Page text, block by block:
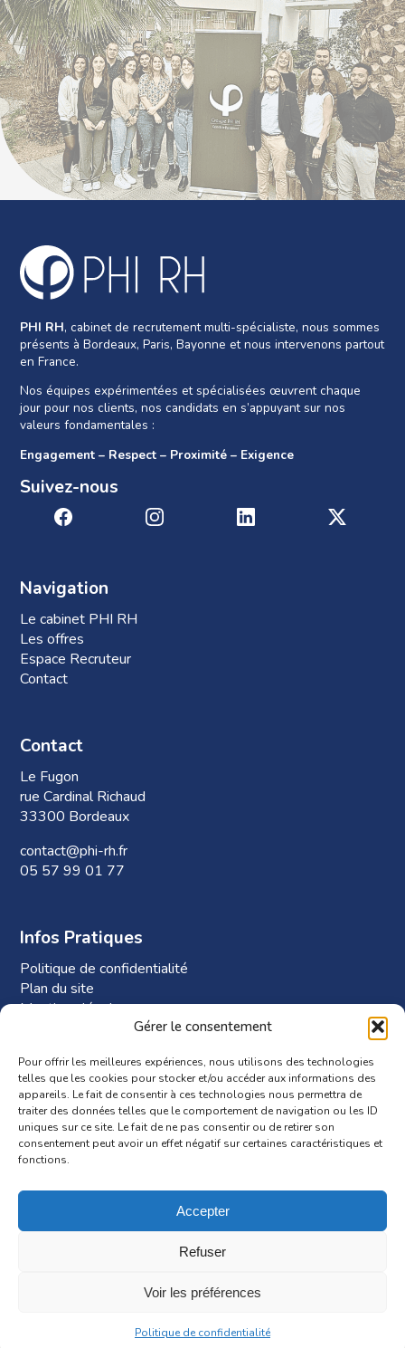
Gérer le consentement
Pour offrir les meilleures expériences, nous utilisons des technologies
telles que les cookies pour stocker et/ou accéder aux informations des
appareils. Le fait de consentir à ces technologies nous permettra de
traiter des données telles que le comportement de navigation ou les ID
uniques sur ce site. Le fait de ne pas consentir ou de retirer son
consentement peut avoir un effet négatif sur certaines caractéristiques et
fonctions.
Accepter
Refuser
Voir les préférences
Politique de confidentialité
PHI RH, cabinet de recrutement multi-spécialiste, nous sommes
présents à Bordeaux, Paris, Bayonne et nous intervenons partout
en France.
Nos équipes expérimentées et spécialisées œuvrent chaque
jour pour nos clients, nos candidats en s’appuyant sur nos
valeurs fondamentales :
Engagement – Respect – Proximité – Exigence
Suivez-nous
Navigation
Le cabinet PHI RH
Les offres
Espace Recruteur
Contact
Contact
Le Fugon
rue Cardinal Richaud
33300 Bordeaux
contact@phi-rh.fr
05 57 99 01 77
Infos Pratiques
Politique de confidentialité
Plan du site
Mentions légales
Plan d’accès à Phi-RH
© Copyright Phi-RH